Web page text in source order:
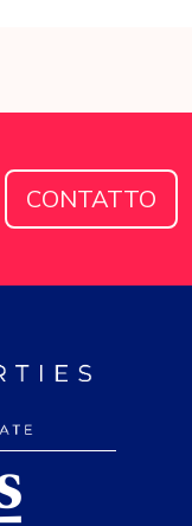
CONTATTO